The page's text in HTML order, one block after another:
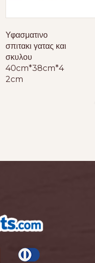
Υφασματινο
σπιτακι γατας και
σκυλου
40cm*38cm*4
2cm